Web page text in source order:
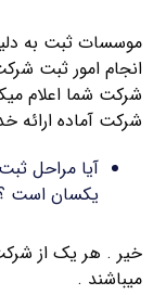
موسسات ثبت به
انجام امور ثبت
شرکت شما اعلام
شرکت آماده ارائه
آیا مراحل
یکسان است
خیر . هر یک از
میباشند .